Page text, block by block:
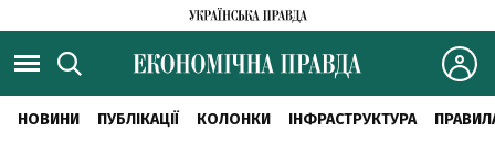
НОВИНИ ПУБЛІКАЦІЇ КОЛОНКИ ІНФРАСТРУКТУРА